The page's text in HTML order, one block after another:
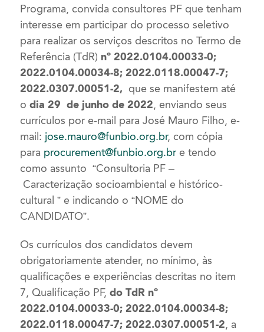
Programa, convida consultores PF que tenham
interesse em participar do processo seletivo
para realizar os serviços descritos no Termo de
Referência (TdR) nº 2022.0104.00033-0;
2022.0104.00034-8; 2022.0118.00047-7;
2022.0307.00051-2, que se manifestem até
odia 29 de junho de 2022, enviando seus
currículos por e-mail para José Mauro Filho, e-
mail: jose.mauro@funbio.org.br, com cópia
para procurement@funbio.org.br e tendo
como assunto “Consultoria PF –
Caracterização socioambiental e histórico-
cultural ” e indicando o “NOME do
CANDIDATO”.
Os currículos dos candidatos devem
obrigatoriamente atender, no mínimo, às
qualificações e experiências descritas no item
7, Qualificação PF,do TdR nº
2022.0104.00033-0; 2022.0104.00034-8;
2022.0118.00047-7; 2022.0307.00051-2, a